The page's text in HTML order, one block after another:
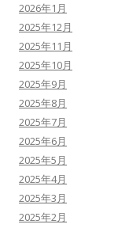
2026年1月
2025年12月
2025年11月
2025年10月
2025年9月
2025年8月
2025年7月
2025年6月
2025年5月
2025年4月
2025年3月
2025年2月